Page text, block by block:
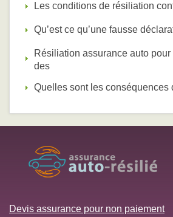
Les conditions de résiliation
Qu’est ce qu’une fausse
Résiliation assurance auto
des
Quelles sont les conséquences
Devis assurance pour non paiement